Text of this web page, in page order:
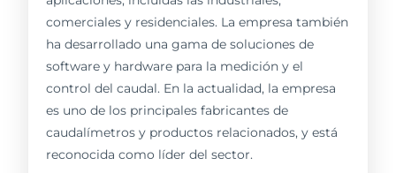
comerciales y residenciales. La empresa también
ha desarrollado una gama de soluciones de
software y hardware para la medición y el
control del caudal. En la actualidad, la empresa
es uno de los principales fabricantes de
caudalímetros y productos relacionados, y está
reconocida como líder del sector.